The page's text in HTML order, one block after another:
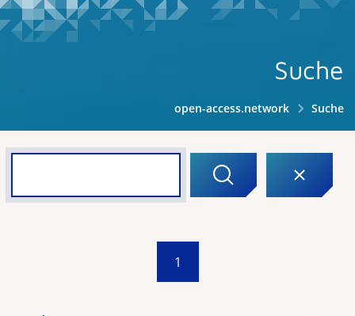
Suche
open-access.network Suche
1